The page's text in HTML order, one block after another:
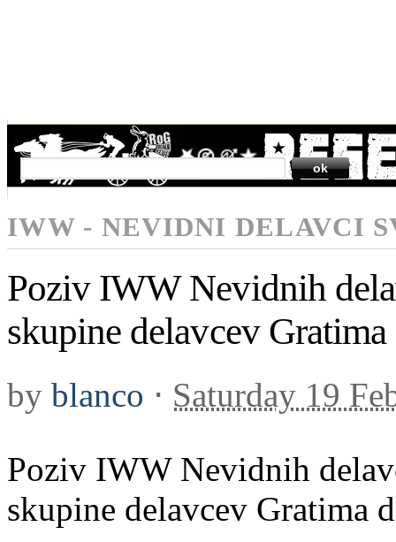
SEARCH
IWW - NEVIDNI DELAVCI
Poziv IWW Nevidnih
skupine delavcev Gratima
by blanco ⋅ Saturday 19
Poziv IWW Nevidnih
skupine delavcev Gratima